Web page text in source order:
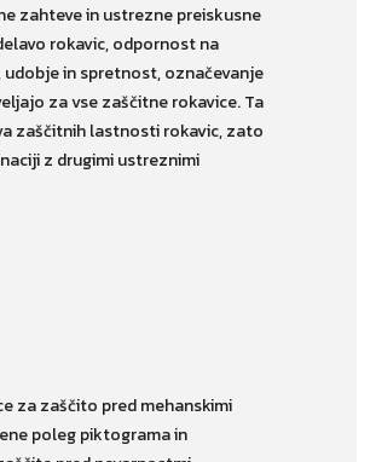
zahteve in ustrezne preiskusne
rokavic, odpornost na
in spretnost, označevanje
za vse zaščitne rokavice. Ta
zaščitnih lastnosti rokavic, zato
z drugimi ustreznimi
za zaščito pred mehanskimi
poleg piktograma in